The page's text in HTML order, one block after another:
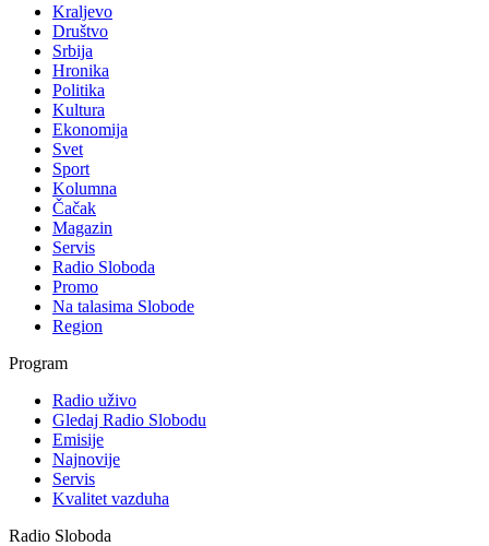
Kraljevo
Društvo
Srbija
Hronika
Politika
Kultura
Ekonomija
Svet
Sport
Kolumna
Čačak
Magazin
Servis
Radio Sloboda
Promo
Na talasima Slobode
Region
Program
Radio uživo
Gledaj Radio Slobodu
Emisije
Najnovije
Servis
Kvalitet vazduha
Radio Sloboda